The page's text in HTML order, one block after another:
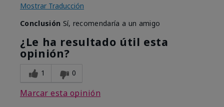
Mostrar Traducción
Conclusión Sí, recomendaría a un amigo
¿Le ha resultado útil esta
opinión?
1 0
Marcar esta opinión